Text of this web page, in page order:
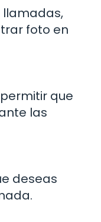
llamadas,
foto en
que
las
deseas